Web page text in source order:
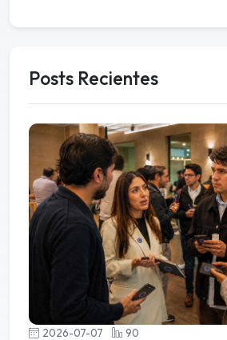
Posts Recientes
2026-07-07 90